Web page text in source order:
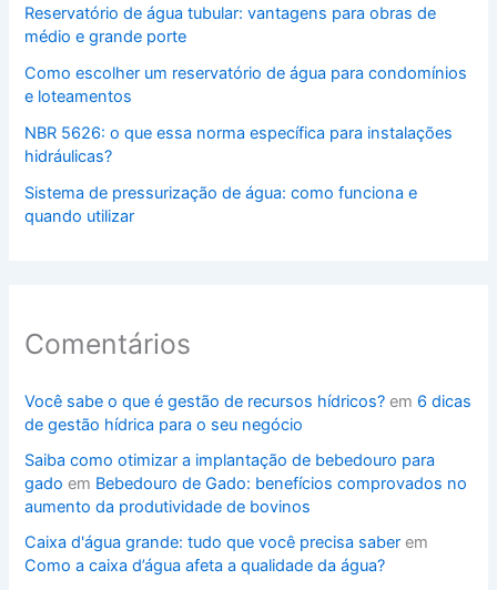
Reservatório de água tubular: vantagens para obras de
médio e grande porte
Como escolher um reservatório de água para condomínios
e loteamentos
NBR 5626: o que essa norma específica para instalações
hidráulicas?
Sistema de pressurização de água: como funciona e
quando utilizar
Comentários
Você sabe o que é gestão de recursos hídricos? em 6 dicas
de gestão hídrica para o seu negócio
Saiba como otimizar a implantação de bebedouro para
gado em Bebedouro de Gado: benefícios comprovados no
aumento da produtividade de bovinos
Caixa d'água grande: tudo que você precisa saber em
Como a caixa d’água afeta a qualidade da água?